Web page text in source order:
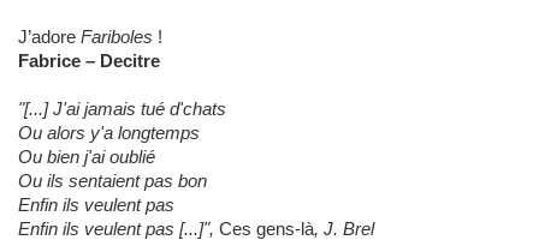
J’adore Fariboles !
Fabrice – Decitre
"[...] J'ai jamais tué d'chats
Ou alors y'a longtemps
Ou bien j'ai oublié
Ou ils sentaient pas bon
Enfin ils veulent pas
Enfin ils veulent pas [...]", Ces gens-là, J. Brel